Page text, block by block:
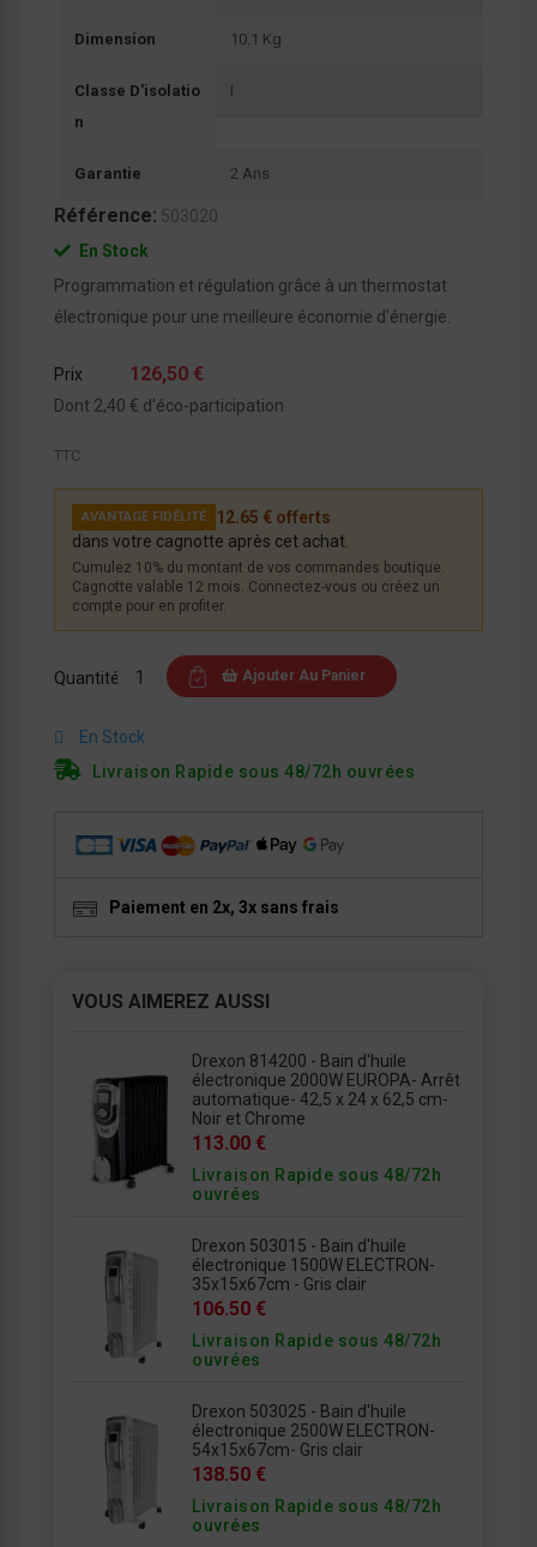
Dimension 10.1 Kg
Classe D'isolatio
N
I
Garantie 2 Ans
Référence: 503020
En Stock
Programmation et régulation grâce à un thermostat
électronique pour une meilleure économie d'énergie.
Prix 126,50 €
Dont 2,40 € d'éco-participation
TTC
AVANTAGE FIDÉLITÉ
12.65 € offerts
dans votre cagnotte après cet achat.
Cumulez 10% du montant de vos commandes boutique.
Cagnotte valable 12 mois. Connectez-vous ou créez un
compte pour en profiter.
Quantité Ajouter Au Panier
En Stock
Livraison Rapide sous 48/72h ouvrées
Paiement en 2x, 3x sans frais
VOUS AIMEREZ AUSSI
Drexon 814200 - Bain d'huile
électronique 2000W EUROPA- Arrêt
automatique- 42,5 x 24 x 62,5 cm-
Noir et Chrome
113.00 €
Livraison Rapide sous 48/72h
ouvrées
Drexon 503015 - Bain d'huile
électronique 1500W ELECTRON-
35x15x67cm - Gris clair
106.50 €
Livraison Rapide sous 48/72h
ouvrées
Drexon 503025 - Bain d'huile
électronique 2500W ELECTRON-
54x15x67cm- Gris clair
138.50 €
Livraison Rapide sous 48/72h
ouvrées